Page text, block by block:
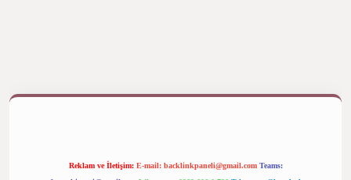
Reklam ve İletişim: E-mail: backlinkpaneli@gmail.com Teams: